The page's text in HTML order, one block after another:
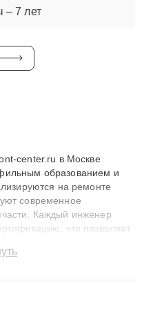
– 7 лет
center.ru в Москве
образованием и
на ремонте
современное
Каждый инженер
что позволяет
3 лет. Наши мастера